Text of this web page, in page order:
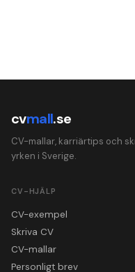
cvmall.se
CV-mallar, karriärtips och
yrken i Sverige.
CV-HJÄLP
CV-exempel
Skriva CV
CV-mallar
Personligt brev